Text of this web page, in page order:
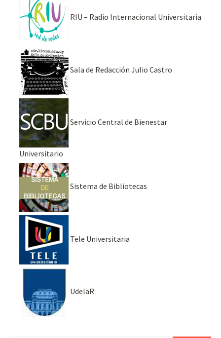
RIU – Radio Internacional Universitaria
Sala de Redacción Julio Castro
Servicio Central de Bienestar
Universitario
Sistema de Bibliotecas
Tele Universitaria
UdelaR